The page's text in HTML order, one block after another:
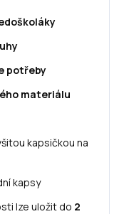
potřeby
materiálu
kapsičkou na
kapsy
lze uložit do 2